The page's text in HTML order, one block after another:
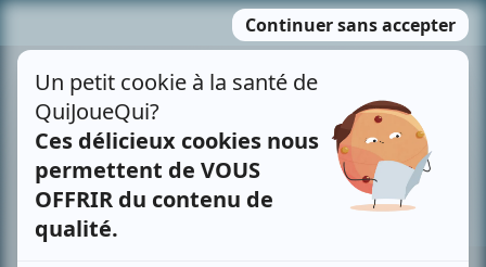
MENU
contenu
Recherche avancée »